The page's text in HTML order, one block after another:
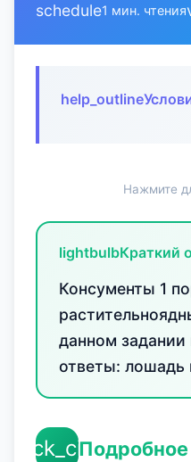
schedule1 мин. чтения
help_outline
Нажмите
lightbulbКраткий
Консументы 1
данном
ответы: лошадь